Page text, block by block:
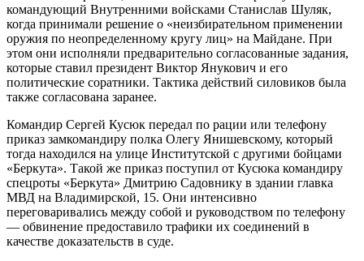
командующий Внутренними войсками Станислав Шуляк,
когда принимали решение о «неизбирательном применении
оружия по неопределенному кругу лиц» на Майдане. При
этом они исполняли предварительно согласованные задания,
которые ставил президент Виктор Янукович и его
политические соратники. Тактика действий силовиков была
также согласована заранее.
Командир Сергей Кусюк передал по рации или телефону
приказ замкомандиру полка Олегу Янишевскому, который
тогда находился на улице Институтской с другими бойцами
«Беркута». Такой же приказ поступил от Кусюка командиру
спецроты «Беркута» Дмитрию Садовнику в здании главка
МВД на Владимирской, 15. Они интенсивно
переговаривались между собой и руководством по телефону
— обвинение предоставило трафики их соединений в
качестве доказательств в суде.